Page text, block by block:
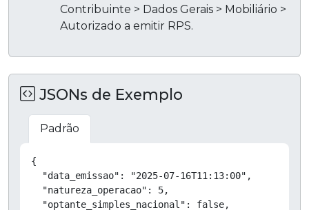
Contribuinte > Dados Gerais > Mobiliário >
Autorizado a emitir RPS.
JSONs de Exemplo
Padrão
{
  "data_emissao": "2025-07-16T11:13:00",
  "natureza_operacao": 5,
  "optante_simples_nacional": false,